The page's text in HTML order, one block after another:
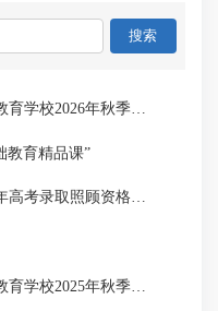
教育精品课”
大田县高招办关于大田县2026年高考录取照顾资格审核结果的公示